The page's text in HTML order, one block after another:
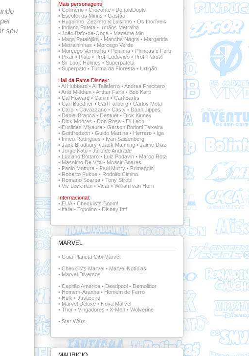
seu
Mais personagens:
• Colimério• Crocante• DonaldDuplo
• Escoteiros Mirins • Gastão
• Huguinho, Zezinho & Luisinho• Os Incríveis
• Indiana Pateta • Irmãos Metralha
• João Bafo-de-Onça • Madame Min
• Maga Patalójika• Mancha Negra• Margarida
• Metralhinhas • Morcego Verde
• Morcego Vermelho • Peninha• Phineas e Ferb
• Pixar• Pluto• Prof. Ludovico • Prof. Pardal
• Sir Lock Holmes • Superpateta
• Superpato• Turma da Floresta• Urtigão
Hall da Fama Disney:
•Al Hubbard•Al Taliaferro•Andrea Freccero
•Arild Midthun•Arthur Faria• Bob Karp
• Cal Howard• Canini• Carl Barks
• Carl Buettner• Carl Fallberg • Carlos Mota
• Carpi • Cavazzano• Casty• Daan Jippes
• Daniel Branca• Destuet• Dick Kinney
• Dick Moores • Don Rosa• Eli Leon
• Euclides Miyaura • Gerson Borlotti Teixeira
• Gottfredson • Guido Martina • Herrero• Iga
• Irineu Rodrigues • Ivan Saidenberg
• Jack Bradbury• Jack Manning• Jaime Diaz
• Jorge Kato• Júlio de Andrade
• Luciano Bottaro• Luiz Podavin• Marco Rota
• Massimo De Vita • Moacir Soares
• Paolo Mottura • Paul Murry • Primaggio
• Roberto Fukue • Rodolfo Cimino
• Romano Scarpa • Tony Strobl
• Vic Lockman• Vicar • William van Horn
Internacional:
• EUA • Checklists Boom!
• Itália • Topolino • Disney Intl
MARVEL
• Guia Planeta Gibi Marvel
• Checklists Marvel• Marvel Notícias
• Marvel Diversos
• Capitão América• Deadpool• Demolidor
• Homem-Aranha• Homem de Ferro
• Hulk • Justiceiro
• Marvel Deluxe• Nova Marvel
• Thor • Vingadores • X-Men• Wolverine
• Star Wars